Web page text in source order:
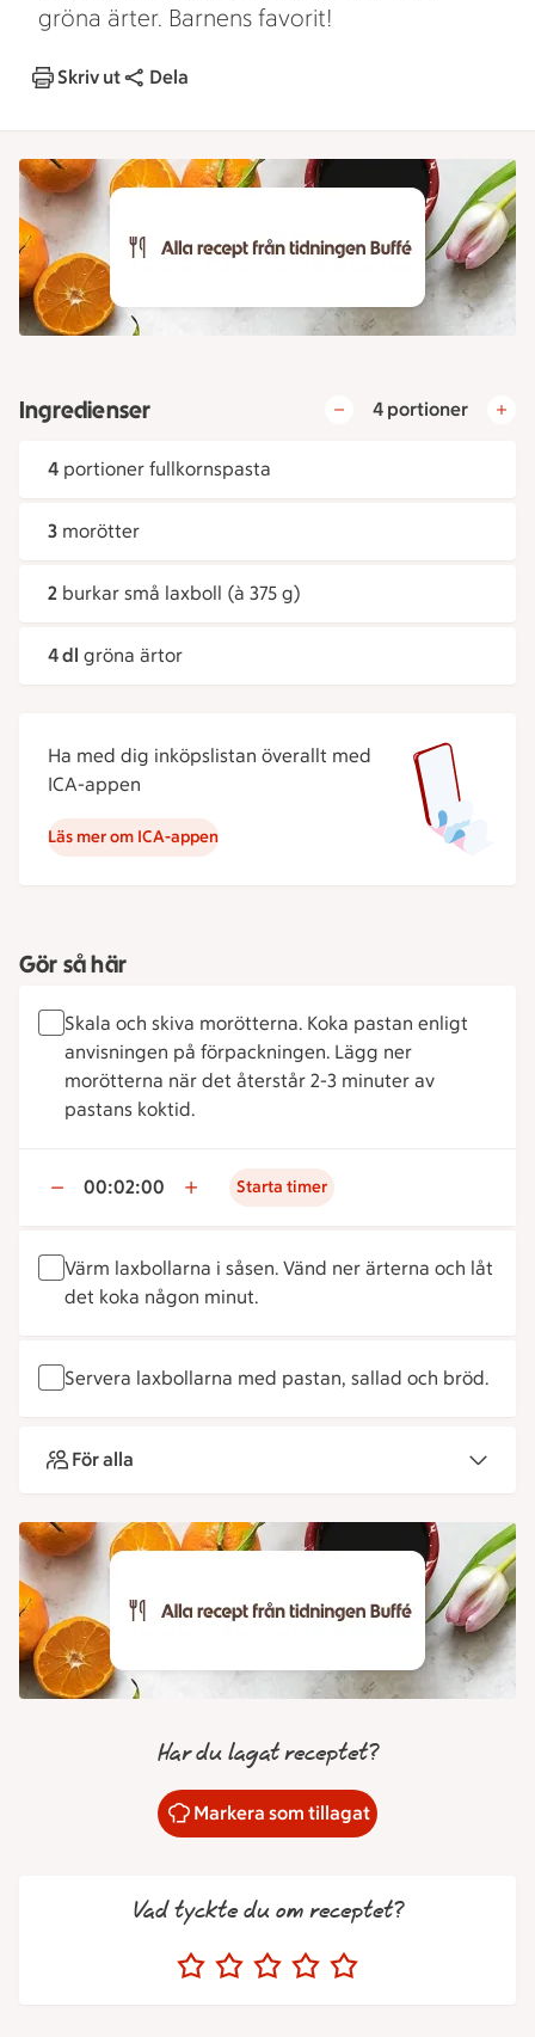
gröna ärter. Barnens favorit!
Skriv ut Dela
Ingredienser 4 portioner
4 portioner fullkornspasta
3 morötter
2 burkar små laxboll (à 375 g)
4 dl gröna ärtor
Ha med dig inköpslistan överallt med
ICA-appen
Läs mer om ICA-appen
Gör så här
Skala och skiva morötterna. Koka pastan enligt
anvisningen på förpackningen. Lägg ner
morötterna när det återstår 2-3 minuter av
pastans koktid.
00:02:00 Starta timer
Värm laxbollarna i såsen. Vänd ner ärterna och låt
det koka någon minut.
Servera laxbollarna med pastan, sallad och bröd.
För alla
Har du lagat receptet?
Markera som tillagat
Vad tyckte du om receptet?